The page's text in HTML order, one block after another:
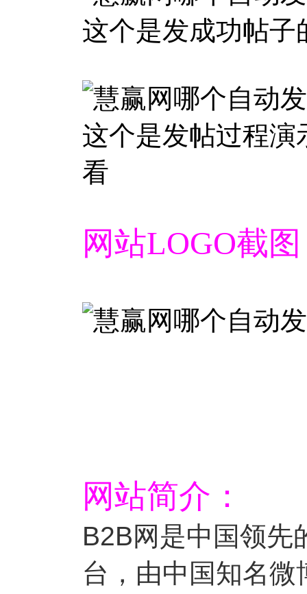
这个是发成功帖子
这个是发帖过程
看
网站LOGO截
网站简介：
B2B网是中国领先
台，由中国知名